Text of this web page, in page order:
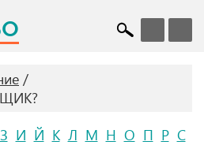
З И Й К Л М Н О П Р С